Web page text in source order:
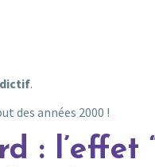
.
des années 2000 !
: